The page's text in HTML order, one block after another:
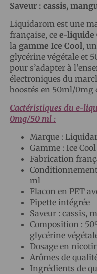
Saveur : cassis,
Liquidarom est une
française, ce e-liquide
la gamme Ice Cool,
glycérine végétale et
pour s’adapter à
électroniques du
boostés en 50ml/0mg
Cactéristiques du e-
0mg/50 ml :
Marque :
Gamme : Ice Cool
Fabrication
ml
Flacon en PET
Pipette intégrée
Saveur : cassis,
Composition :
glycérine
Dosage en
Arômes de
Ingrédients de